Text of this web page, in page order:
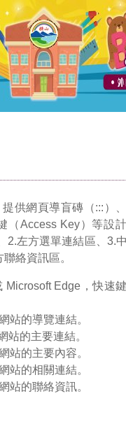
供網頁導盲磚（:::）
（Access Key）等設
2.左方選單連結區、3.
絡資訊區。
Microsoft Edge，快速
站的導覽連結。
站的主要連結。
站的主要內容。
站的相關連結。
站的聯絡資訊。